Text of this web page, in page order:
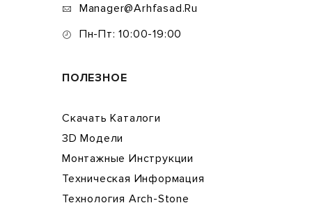
Manager@arhfasad.ru
Пн-Пт: 10:00-19:00
ПОЛЕЗНОЕ
Скачать Каталоги
3D Модели
Монтажные Инструкции
Техническая Информация
Технология Arch-Stone